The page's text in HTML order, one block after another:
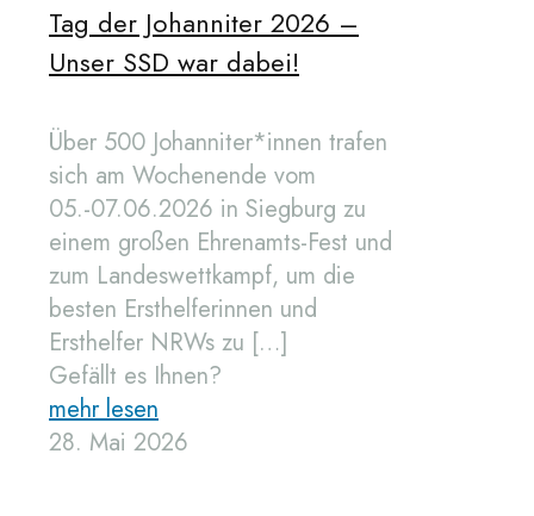
Tag der Johanniter 2026 –
Unser SSD war dabei!
Über 500 Johanniter*innen trafen
sich am Wochenende vom
05.-07.06.2026 in Siegburg zu
einem großen Ehrenamts-Fest und
zum Landeswettkampf, um die
besten Ersthelferinnen und
Ersthelfer NRWs zu […]
Gefällt es Ihnen?
mehr lesen
28. Mai 2026